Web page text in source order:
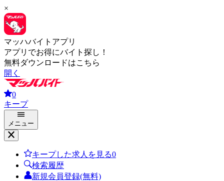
×
マッハバイトアプリ
アプリでお得にバイト探し！
無料ダウンロードはこちら
開く
0
キープ
メニュー
キープした求人を見る0
検索履歴
新規会員登録(無料)